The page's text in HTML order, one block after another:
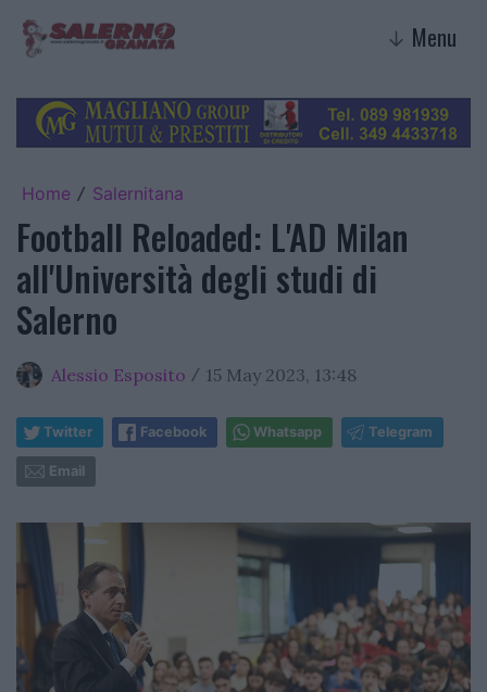
↓ Menu
Home / Salernitana
Football Reloaded: L'AD Milan
all'Università degli studi di
Salerno
Alessio Esposito / 15 May 2023, 13:48
Twitter Facebook Whatsapp Telegram
Email